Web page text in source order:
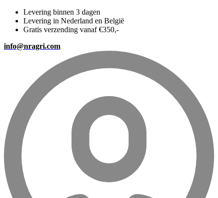
Levering binnen 3 dagen
Levering in Nederland en België
Gratis verzending vanaf €350,-
info@nragri.com